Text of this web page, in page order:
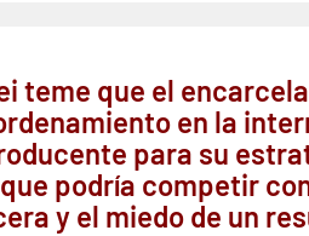
teme que el
en la
para su
podría competir
y el miedo de un